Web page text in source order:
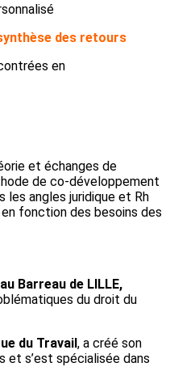
des retours
en
et échanges de
de co-développement
les angles juridique et Rh
fonction des besoins des
Barreau de LILLE,
du droit du
du Travail, a créé son
et s’est spécialisée dans